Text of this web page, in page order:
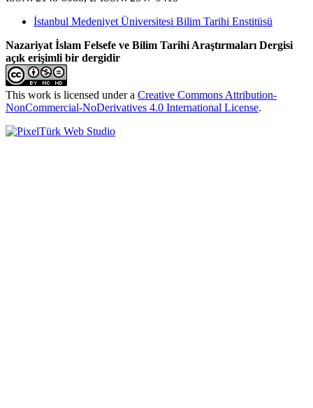
İstanbul Medeniyet Üniversitesi Bilim Tarihi Enstitüsü
Nazariyat İslam Felsefe ve Bilim Tarihi Araştırmaları Dergisi
açık erişimli bir dergidir
This work is licensed under a Creative Commons Attribution-
NonCommercial-NoDerivatives 4.0 International License.